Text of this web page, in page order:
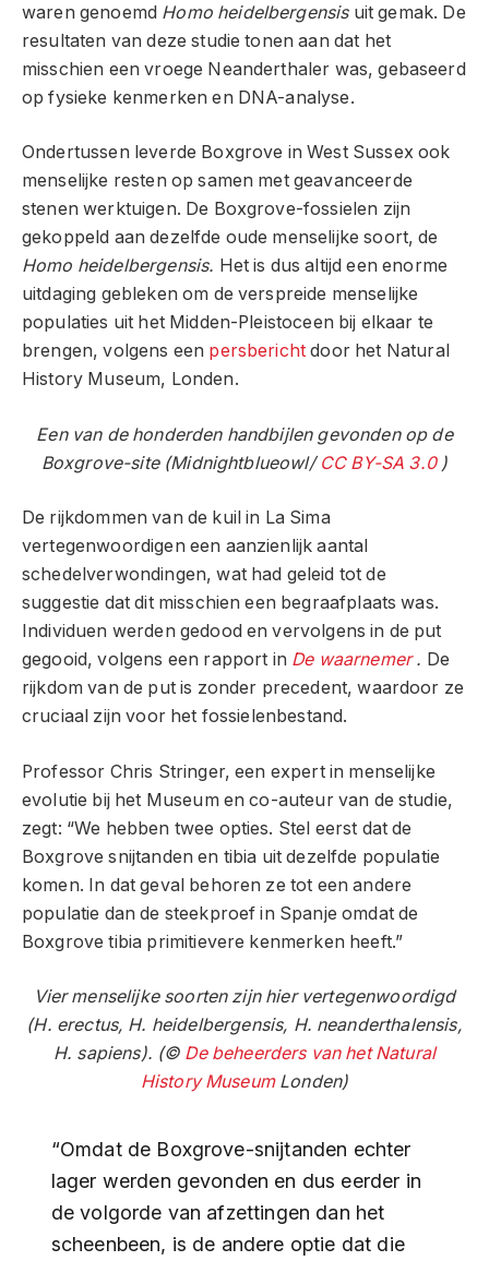
waren genoemd Homo heidelbergensis uit gemak. De
resultaten van deze studie tonen aan dat het
misschien een vroege Neanderthaler was, gebaseerd
op fysieke kenmerken en DNA-analyse.
Ondertussen leverde Boxgrove in West Sussex ook
menselijke resten op samen met geavanceerde
stenen werktuigen. De Boxgrove-fossielen zijn
gekoppeld aan dezelfde oude menselijke soort, de
Homo heidelbergensis. Het is dus altijd een enorme
uitdaging gebleken om de verspreide menselijke
populaties uit het Midden-Pleistoceen bij elkaar te
brengen, volgens een persberichtdoor het Natural
History Museum, Londen.
Een van de honderden handbijlen gevonden op de
Boxgrove-site (Midnightblueowl/ CC BY-SA 3.0 )
De rijkdommen van de kuil in La Sima
vertegenwoordigen een aanzienlijk aantal
schedelverwondingen, wat had geleid tot de
suggestie dat dit misschien een begraafplaats was.
Individuen werden gedood en vervolgens in de put
gegooid, volgens een rapport in De waarnemer. De
rijkdom van de put is zonder precedent, waardoor ze
cruciaal zijn voor het fossielenbestand.
Professor Chris Stringer, een expert in menselijke
evolutie bij het Museum en co-auteur van de studie,
zegt: “We hebben twee opties. Stel eerst dat de
Boxgrove snijtanden en tibia uit dezelfde populatie
komen. In dat geval behoren ze tot een andere
populatie dan de steekproef in Spanje omdat de
Boxgrove tibia primitievere kenmerken heeft.”
Vier menselijke soorten zijn hier vertegenwoordigd
(H. erectus, H. heidelbergensis, H. neanderthalensis,
H. sapiens). (© De beheerders van het Natural
History Museum Londen)
“Omdat de Boxgrove-snijtanden echter
lager werden gevonden en dus eerder in
de volgorde van afzettingen dan het
scheenbeen, is de andere optie dat die